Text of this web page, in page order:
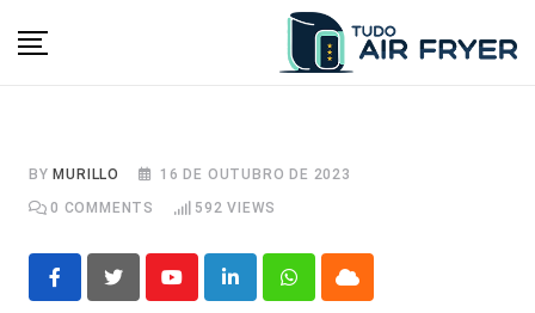
BY MURILLO
16 DE OUTUBRO DE 2023
0 COMMENTS 592 VIEWS
YoutubeLinkedInWhatsappCloud